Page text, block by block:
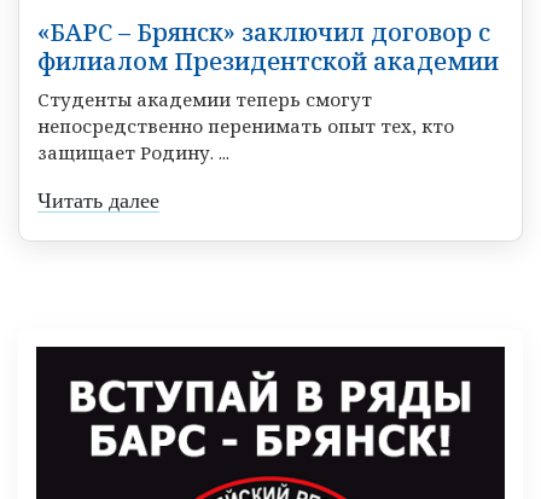
«БАРС – Брянск» заключил договор с
филиалом Президентской академии
Студенты академии теперь смогут
непосредственно перенимать опыт тех, кто
защищает Родину. ...
Читать далее